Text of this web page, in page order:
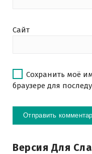
Сайт
Сохранить моё
браузере для
Версия Для